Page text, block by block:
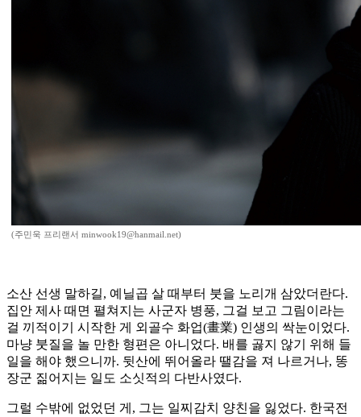
(주민욱 프리랜서 minwook19@hanmail.net)
소산 선생 말하길, 예닐곱 살 때부터 붓을 노리개 삼았더란다.
집안 제사 때면 펼쳐지는 사군자 병풍, 그걸 보고 그림이라는
걸 끼적이기 시작한 게 외골수 화업(畫業) 인생의 싹눈이었다.
마냥 붓질을 놀 만한 형편은 아니었다. 배를 곯지 않기 위해 들
일을 해야 했으니까. 뒷산에 뛰어올라 땔감을 져 나르거나, 똥
장군 짊어지는 일도 소싯적의 다반사였다.
그럴 수밖에 없었던 게, 그는 일찌감치 양친을 잃었다. 한국전